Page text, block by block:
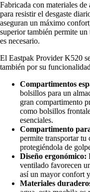
Fabricada con materiales de
para resistir el desgaste
aseguran un máximo
superior también permite
es necesario.
El Eastpak Provider K520
también por su
Compartimentos
bolsillos para un
gran compartimento
como bolsillos
esenciales.
Compartimento
permite transportar tu
protegiéndola de
Diseño ergonómico:
ventilado favorecen
así un mayor confort
Materiales